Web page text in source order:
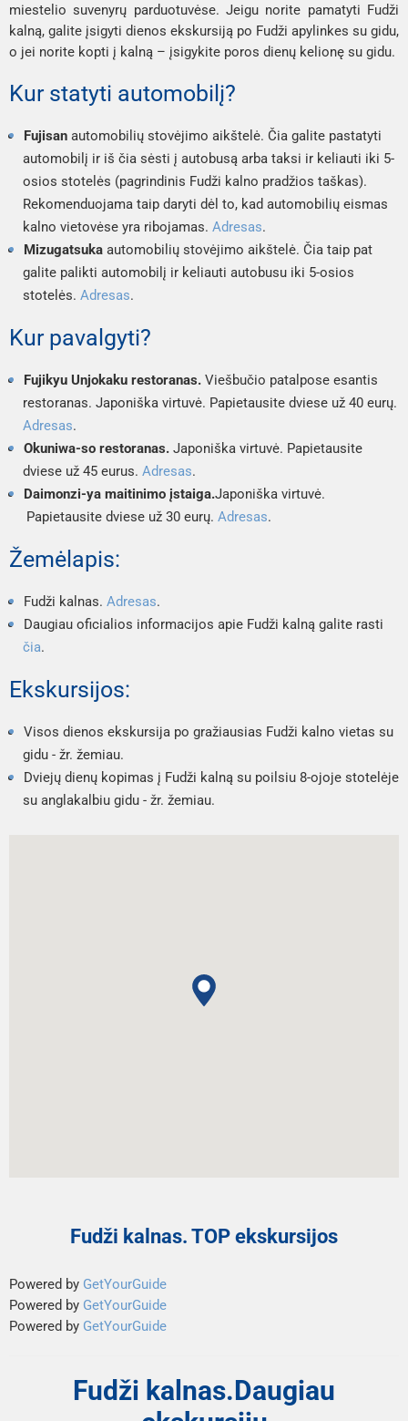
miestelio suvenyrų parduotuvėse. Jeigu norite pamatyti Fudži
kalną, galite įsigyti dienos ekskursiją po Fudži apylinkes su gidu,
o jei norite kopti į kalną – įsigykite poros dienų kelionę su gidu.
Kur statyti automobilį?
Fujisan automobilių stovėjimo aikštelė. Čia galite pastatyti
automobilį ir iš čia sėsti į autobusą arba taksi ir keliauti iki 5-
osios stotelės (pagrindinis Fudži kalno pradžios taškas).
Rekomenduojama taip daryti dėl to, kad automobilių eismas
kalno vietovėse yra ribojamas. Adresas.
Mizugatsuka automobilių stovėjimo aikštelė. Čia taip pat
galite palikti automobilį ir keliauti autobusu iki 5-osios
stotelės. Adresas.
Kur pavalgyti?
Fujikyu Unjokaku restoranas. Viešbučio patalpose esantis
Adresas.
Okuniwa-so restoranas. Japoniška virtuvė. Papietausite
dviese už 45 eurus. Adresas.
Daimonzi-ya maitinimo įstaiga.
Papietausite dviese už 30 eurų. Adresas.
Žemėlapis:
Fudži kalnas. Adresas.
čia.
Ekskursijos:
Visos dienos ekskursija po gražiausias Fudži kalno vietas su
gidu - žr. žemiau.
Dviejų dienų kopimas į Fudži kalną su poilsiu 8-ojoje stotelėje
su anglakalbiu gidu - žr. žemiau.
Fudži kalnas. TOP ekskursijos
Powered by GetYourGuide
Powered by GetYourGuide
Powered by GetYourGuide
Fudži kalnas.Daugiau